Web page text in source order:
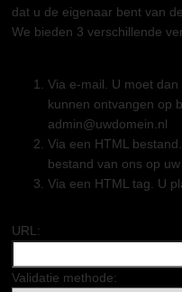
dat u de eigenaar bent van
We bieden 3 verschillende
Via e-mail. U moet
kunnen ontvangen op
admin@uwdomein.nl
Via een HTML
bestand van ons op uw
Via een HTML tag. U
URL:
Validatie methode: